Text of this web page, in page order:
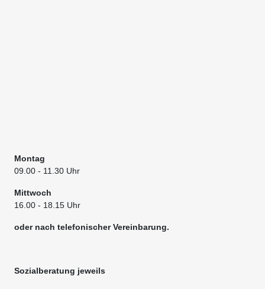
Montag
09.00- 11.30 Uhr
Mittwoch
16.00 - 18.15 Uhr
oder nach telefonischer Vereinbarung.
Sozialberatung jeweils